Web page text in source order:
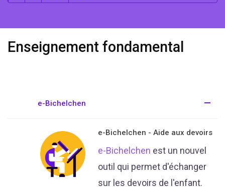
Enseignement fondamental
e-Bichelchen
e-Bichelchen - Aide aux devoirs
e-Bichelchen est un nouvel
outil qui permet d'échanger
sur les devoirs de l'enfant.